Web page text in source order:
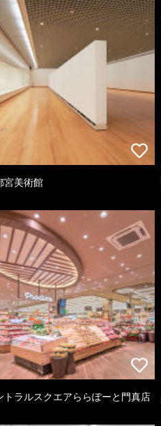
宮美術館
トラルスクエアららぽーと門真店